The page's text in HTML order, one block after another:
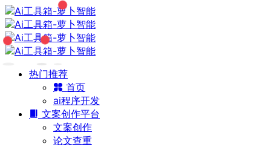
热门推荐
首页
ai程序开发
文案创作平台
文案创作
论文查重